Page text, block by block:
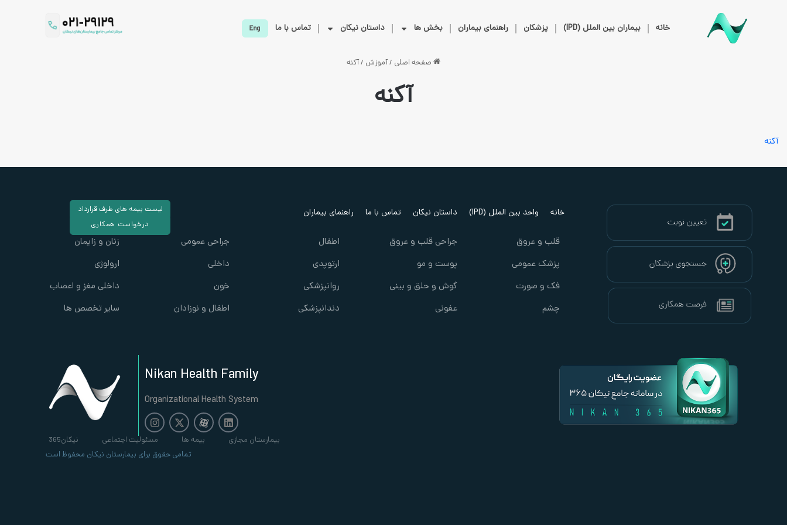
خانه بیماران بین الملل (IPD) پزشکان راهنمای بیماران بخش ها داستان نیکان تماس با ما
صفحه اصلی /آموزش /آکنه
آکنه
آکنه
خانه واحد بین الملل (IPD) داستان نیکان تماس با ما راهنمای بیماران
لیست بیمه های طرف قرارداد
درخواست همکاری
قلب و عروق
پزشک عمومی
فک و صورت
چشم
جراحی قلب و عروق
پوست و مو
گوش و حلق و بینی
عفونی
اطفال
ارتوپدی
روانپزشکی
دندانپزشکی
جراحی عمومی
داخلی
خون
اطفال و نوزادان
زنان و زایمان
ارولوژی
داخلی مغز و اعصاب
سایر تخصص ها
Nikan Health Family
Organizational Health System
بیمارستان مجازی بیمه ها مسئولیت اجتماعی
نیکان365
تمامی حقوق برای بیمارستان نیکان محفوظ است